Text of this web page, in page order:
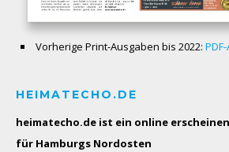
Vorherige Print-Ausgaben bis 2022:
HEIMATECHO.DE
heimatecho.de ist ein online
für Hamburgs Nordosten